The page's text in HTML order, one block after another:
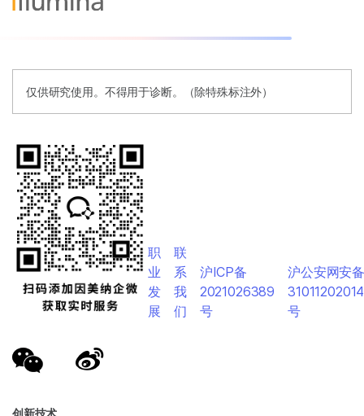
仅供研究使用。不得用于诊断。（除特殊标注外）
创新技术
职
业
发
展
联
系
我
们
沪ICP备
2021026389
号
沪公安网安
号